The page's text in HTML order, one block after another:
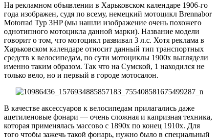
На рекламном объявлении в Харьковском календаре 1906-го
года изображен, судя по всему, немецкий мотоцикл Brennabor
Motorrad Typ 3HP (мы нашли изображение очень похожего
однотипного мотоцикла данной марки). Название модели
говорит о том, что мотоцикл развивал 3 л.с. Хотя реклама в
Харьковском календаре относит данный тип транспортных
средств к велосипедам, по сути мотоциклы 1900х выглядели
именно таким образом. Так что на Сумской, 1 находился не
только вело, но и первый в городе мотосалон.
В качестве аксессуаров к велосипедам прилагались даже
ацетиленовые фонари — очень сложная и капризная техника,
которая применялась массово с 1890х по конец 1910х. Для
того чтобы зажечь такой фонарь, нужно было в специальный